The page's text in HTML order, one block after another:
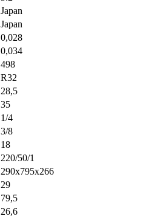
Japan
Japan
0,028
0,034
498
R32
28,5
35
1/4
3/8
18
220/50/1
290x795x266
29
79,5
26,6